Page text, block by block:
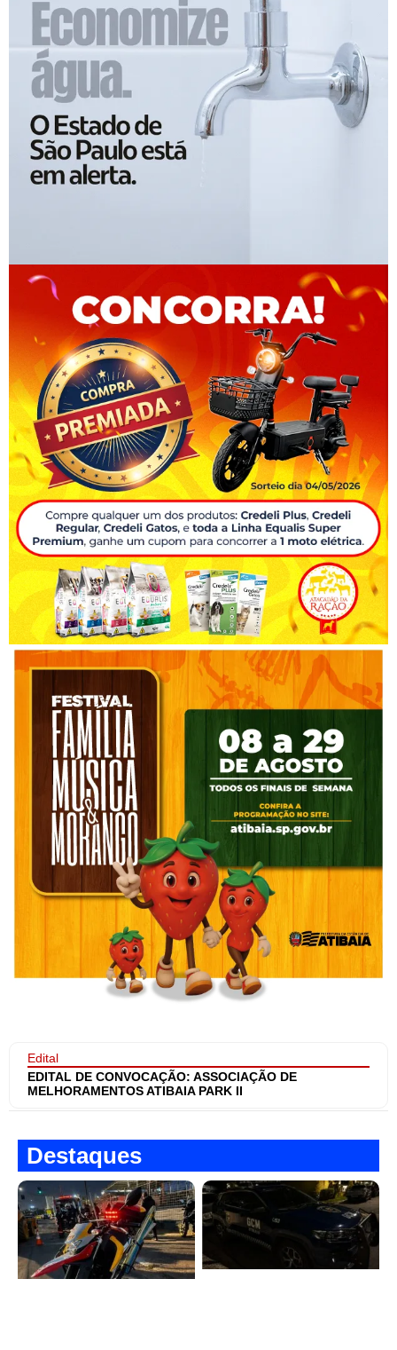
Edital
EDITAL DE CONVOCAÇÃO: ASSOCIAÇÃO DE
MELHORAMENTOS ATIBAIA PARK II
Destaques